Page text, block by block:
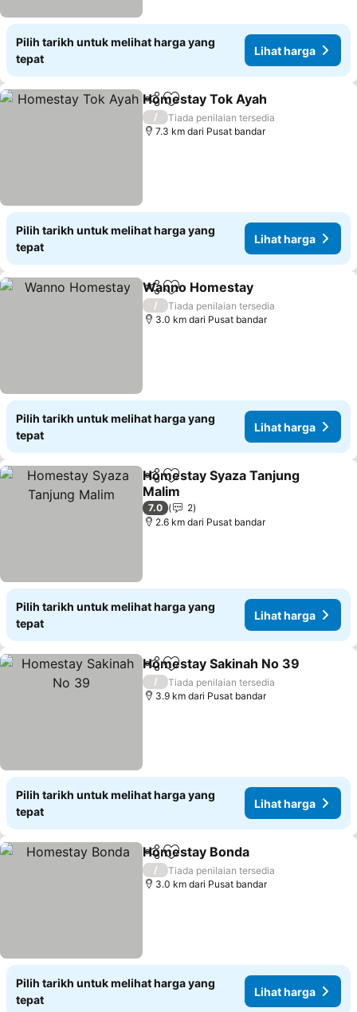
Pilih tarikh untuk melihat harga yang
tepat
Lihat harga
KongsiTambah ke favorit
Homestay Tok Ayah
/
Tiada penilaian tersedia
7.3 km dari Pusat bandar
Pilih tarikh untuk melihat harga yang
tepat
Lihat harga
KongsiTambah ke favorit
Wanno Homestay
/
Tiada penilaian tersedia
3.0 km dari Pusat bandar
Pilih tarikh untuk melihat harga yang
tepat
Lihat harga
KongsiTambah ke favorit
Homestay Syaza Tanjung
Malim
7.0
2
2.6 km dari Pusat bandar
Pilih tarikh untuk melihat harga yang
tepat
Lihat harga
KongsiTambah ke favorit
Homestay Sakinah No 39
/
Tiada penilaian tersedia
3.9 km dari Pusat bandar
Pilih tarikh untuk melihat harga yang
tepat
Lihat harga
KongsiTambah ke favorit
Homestay Bonda
/
Tiada penilaian tersedia
3.0 km dari Pusat bandar
Pilih tarikh untuk melihat harga yang
tepat
Lihat harga